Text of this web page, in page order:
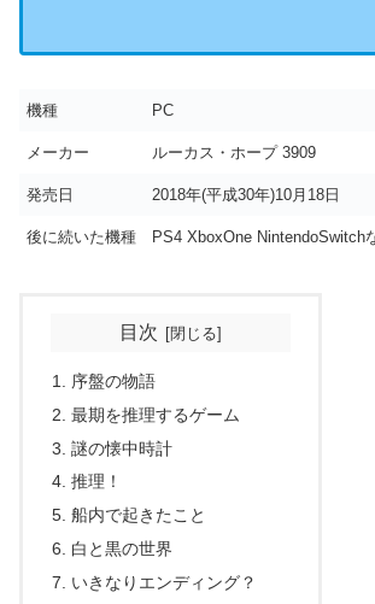
機種 PC
メーカー ルーカス・ホープ 3909
発売日 2018年(平成30年)10月18日
後に続いた機種 PS4 XboxOne NintendoSwitch
目次
序盤の物語
最期を推理するゲーム
謎の懐中時計
推理！
船内で起きたこと
白と黒の世界
いきなりエンディング？